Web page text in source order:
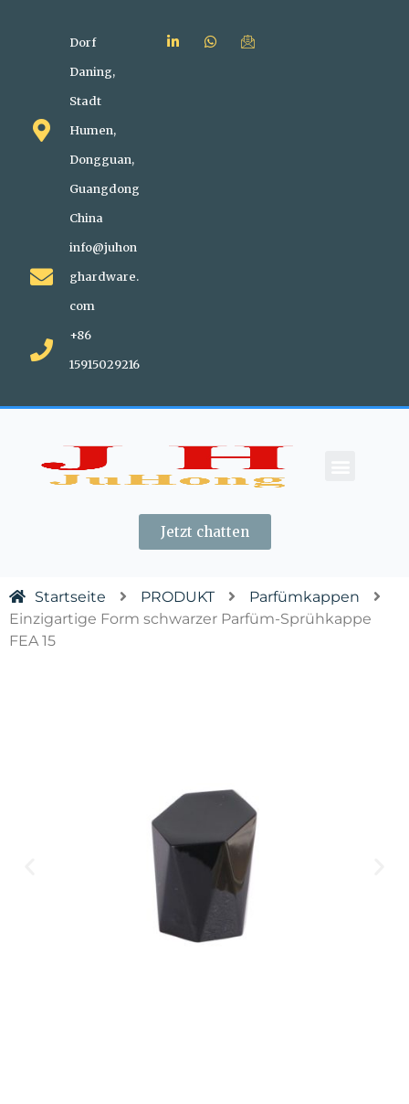
Dorf
Daning,
Stadt
Humen,
Dongguan,
Guangdong
China
info@juhon
ghardware.
com
+86
15915029216
Jetzt chatten
Startseite PRODUKT
Parfümkappen
Einzigartige Form schwarzer Parfüm-Sprühkappe
FEA 15